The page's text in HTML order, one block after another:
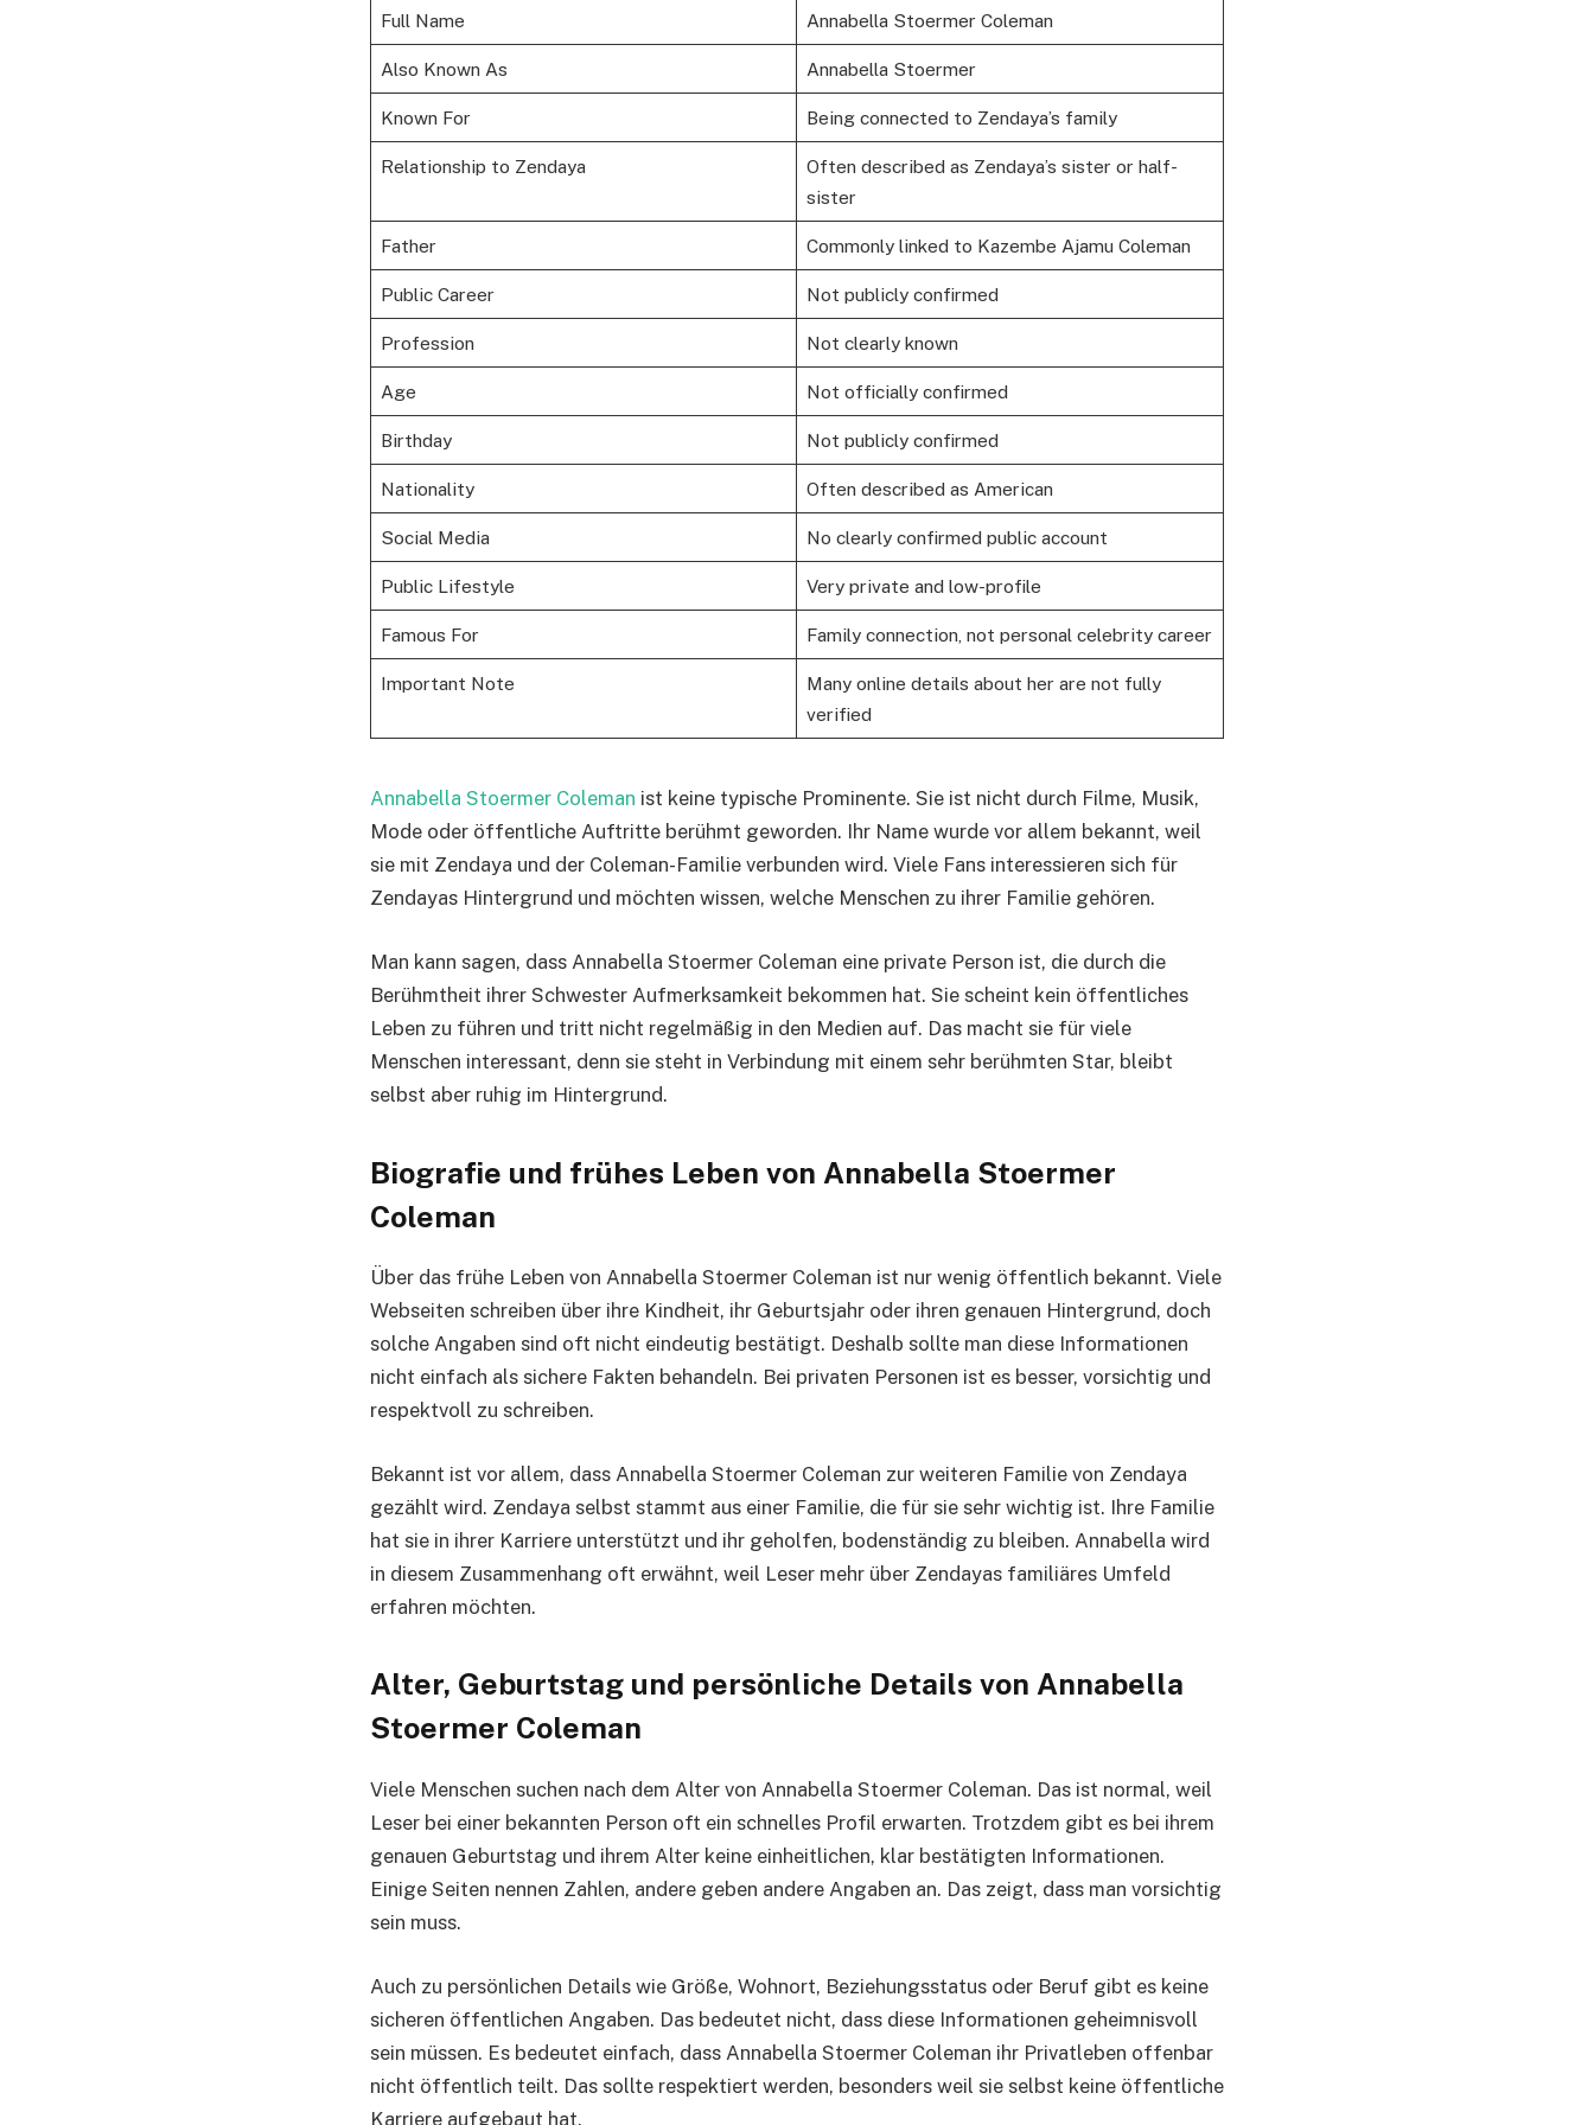
Full Name Annabella Stoermer Coleman
Also Known As Annabella Stoermer
Known For Being connected to Zendaya’s family
Relationship to Zendaya
Often described as Zendaya’s sister or half-
sister
Father Commonly linked to Kazembe Ajamu Coleman
Public Career Not publicly confirmed
Profession Not clearly known
Age Not officially confirmed
Birthday Not publicly confirmed
Nationality Often described as American
Social Media No clearly confirmed public account
Public Lifestyle Very private and low-profile
Famous For Family connection, not personal celebrity career
Important Note
Many online details about her are not fully
verified
Annabella Stoermer Coleman ist keine typische Prominente. Sie ist nicht durch Filme, Musik,
Mode oder öffentliche Auftritte berühmt geworden. Ihr Name wurde vor allem bekannt, weil
sie mit Zendaya und der Coleman-Familie verbunden wird. Viele Fans interessieren sich für
Zendayas Hintergrund und möchten wissen, welche Menschen zu ihrer Familie gehören.
Man kann sagen, dass Annabella Stoermer Coleman eine private Person ist, die durch die
Berühmtheit ihrer Schwester Aufmerksamkeit bekommen hat. Sie scheint kein öffentliches
Leben zu führen und tritt nicht regelmäßig in den Medien auf. Das macht sie für viele
Menschen interessant, denn sie steht in Verbindung mit einem sehr berühmten Star, bleibt
selbst aber ruhig im Hintergrund.
Biografie und frühes Leben von Annabella Stoermer
Coleman
Über das frühe Leben von Annabella Stoermer Coleman ist nur wenig öffentlich bekannt. Viele
Webseiten schreiben über ihre Kindheit, ihr Geburtsjahr oder ihren genauen Hintergrund, doch
solche Angaben sind oft nicht eindeutig bestätigt. Deshalb sollte man diese Informationen
nicht einfach als sichere Fakten behandeln. Bei privaten Personen ist es besser, vorsichtig und
respektvoll zu schreiben.
Bekannt ist vor allem, dass Annabella Stoermer Coleman zur weiteren Familie von Zendaya
gezählt wird. Zendaya selbst stammt aus einer Familie, die für sie sehr wichtig ist. Ihre Familie
hat sie in ihrer Karriere unterstützt und ihr geholfen, bodenständig zu bleiben. Annabella wird
in diesem Zusammenhang oft erwähnt, weil Leser mehr über Zendayas familiäres Umfeld
erfahren möchten.
Alter, Geburtstag und persönliche Details von Annabella
Stoermer Coleman
Viele Menschen suchen nach dem Alter von Annabella Stoermer Coleman. Das ist normal, weil
Leser bei einer bekannten Person oft ein schnelles Profil erwarten. Trotzdem gibt es bei ihrem
genauen Geburtstag und ihrem Alter keine einheitlichen, klar bestätigten Informationen.
Einige Seiten nennen Zahlen, andere geben andere Angaben an. Das zeigt, dass man vorsichtig
sein muss.
Auch zu persönlichen Details wie Größe, Wohnort, Beziehungsstatus oder Beruf gibt es keine
sicheren öffentlichen Angaben. Das bedeutet nicht, dass diese Informationen geheimnisvoll
sein müssen. Es bedeutet einfach, dass Annabella Stoermer Coleman ihr Privatleben offenbar
nicht öffentlich teilt. Das sollte respektiert werden, besonders weil sie selbst keine öffentliche
Karriere aufgebaut hat.